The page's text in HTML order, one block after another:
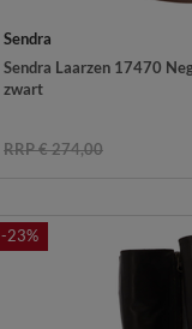
Sendra
Sendra Laarzen 17470
zwart
RRP € 274,00
-23%